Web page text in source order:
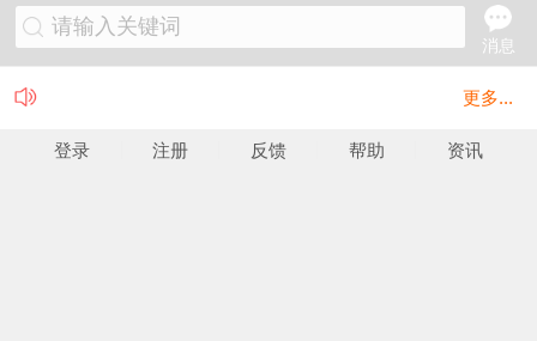
请输入关键词
消息
更多...
登录 注册 反馈 帮助 资讯